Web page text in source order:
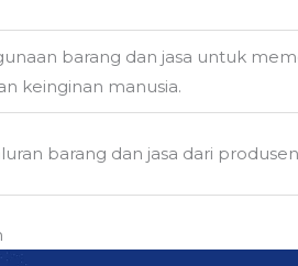
barang dan jasa untuk
keinginan manusia.
barang dan jasa dari